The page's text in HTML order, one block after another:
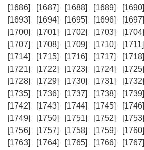
[1686]
[1687] [1688] [1689] [1690]
[1693]
[1694] [1695] [1696] [1697]
[1700]
[1701] [1702] [1703] [1704]
[1707]
[1708] [1709] [1710] [1711]
[1714]
[1715] [1716] [1717] [1718]
[1721]
[1722] [1723] [1724] [1725]
[1728]
[1729] [1730] [1731] [1732]
[1735]
[1736] [1737] [1738] [1739]
[1742]
[1743] [1744] [1745] [1746]
[1749]
[1750] [1751] [1752] [1753]
[1756]
[1757] [1758] [1759] [1760]
[1763]
[1764] [1765] [1766] [1767]